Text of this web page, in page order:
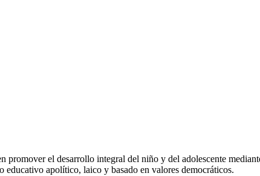
el desarrollo integral del niño y del adolescente
apolítico, laico y basado en valores democráticos.